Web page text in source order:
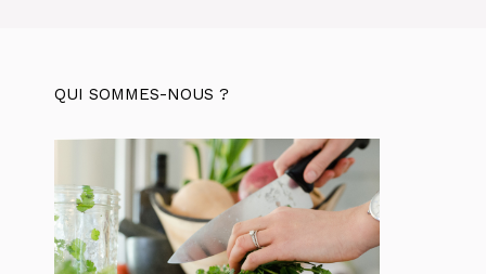
QUI SOMMES-NOUS ?